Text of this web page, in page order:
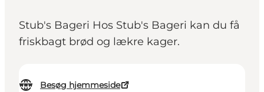
Stub's Bageri Hos Stub's Bageri kan du få
friskbagt brød og lækre kager.
Besøg hjemmeside